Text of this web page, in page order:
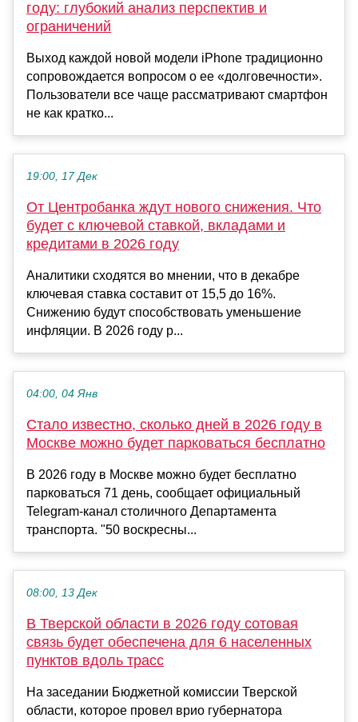
году: глубокий анализ перспектив и
ограничений
Выход каждой новой модели iPhone традиционно
сопровождается вопросом о ее «долговечности».
Пользователи все чаще рассматривают смартфон
не как кратко...
19:00, 17 Дек
От Центробанка ждут нового снижения. Что
будет с ключевой ставкой, вкладами и
кредитами в 2026 году
Аналитики сходятся во мнении, что в декабре
ключевая ставка составит от 15,5 до 16%.
Снижению будут способствовать уменьшение
инфляции. В 2026 году р...
04:00, 04 Янв
Стало известно, сколько дней в 2026 году в
Москве можно будет парковаться бесплатно
В 2026 году в Москве можно будет бесплатно
парковаться 71 день, сообщает официальный
Telegram-канал столичного Департамента
транспорта. "50 воскресны...
08:00, 13 Дек
В Тверской области в 2026 году сотовая
связь будет обеспечена для 6 населенных
пунктов вдоль трасс
На заседании Бюджетной комиссии Тверской
области, которое провел врио губернатора